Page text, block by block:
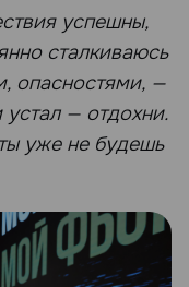
успешны,
сталкиваюсь
опасностями, —
устал — отдохни.
уже не будешь